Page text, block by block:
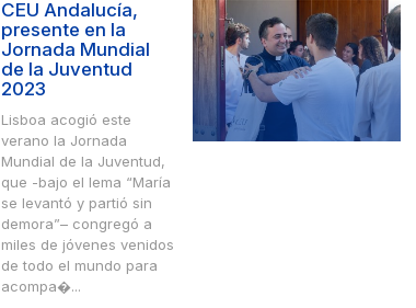
CEU Andalucía,
presente en la
Jornada Mundial
de la Juventud
2023
Lisboa acogió este
verano la Jornada
Mundial de la Juventud,
que -bajo el lema “María
se levantó y partió sin
demora”– congregó a
miles de jóvenes venidos
de todo el mundo para
acompa�...